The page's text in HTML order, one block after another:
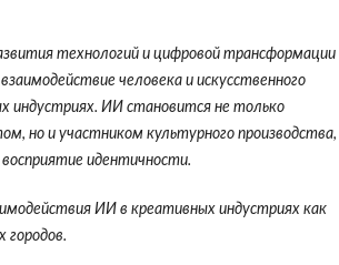
технологий и цифровой трансформации
человека и искусственного
индустриях. ИИ становится не только
но и участником культурного производства,
идентичности.
ИИ в креативных индустриях как
городов.